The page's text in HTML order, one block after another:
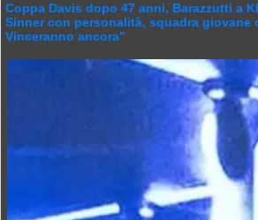
Coppa Davis dopo 47 anni, Barazzutti a
Sinner con personalità, squadra giovane
Vinceranno ancora”